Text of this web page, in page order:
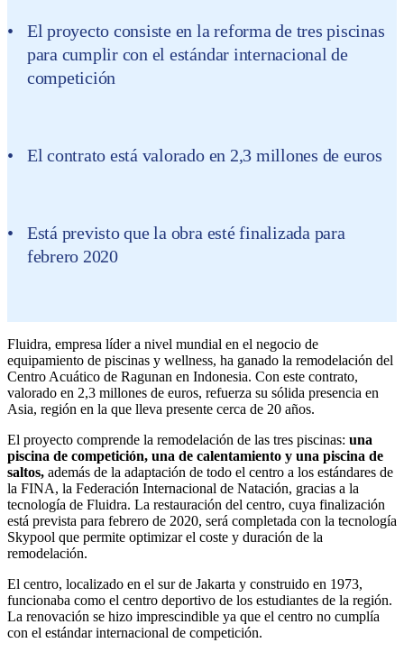
El proyecto consiste en la reforma de tres piscinas
para cumplir con el estándar internacional de
competición
El contrato está valorado en 2,3 millones de euros
Está previsto que la obra esté finalizada para
febrero 2020
Fluidra, empresa líder a nivel mundial en el negocio de
equipamiento de piscinas y wellness, ha ganado la remodelación del
Centro Acuático de Ragunan en Indonesia. Con este contrato,
valorado en 2,3 millones de euros, refuerza su sólida presencia en
Asia, región en la que lleva presente cerca de 20 años.
El proyecto comprende la remodelación de las tres piscinas: una
piscina de competición, una de calentamiento y una piscina de
saltos, además de la adaptación de todo el centro a los estándares de
la FINA, la Federación Internacional de Natación, gracias a la
tecnología de Fluidra. La restauración del centro, cuya finalización
está prevista para febrero de 2020, será completada con la tecnología
Skypool que permite optimizar el coste y duración de la
remodelación.
El centro, localizado en el sur de Jakarta y construido en 1973,
funcionaba como el centro deportivo de los estudiantes de la región.
La renovación se hizo imprescindible ya que el centro no cumplía
con el estándar internacional de competición.